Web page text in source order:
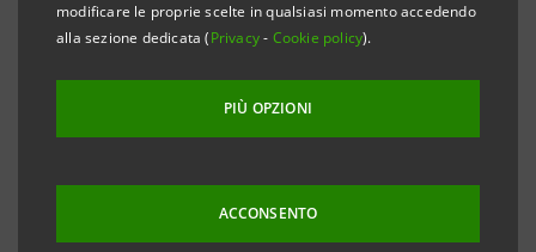
modificare le proprie scelte in qualsiasi momento accedendo
alla sezione dedicata (Privacy- Cookie policy).
PIÙ OPZIONI
ACCONSENTO
CEO e Consigliere Delegato Corrado Passera per la
finalizzazione del relativo accordo.
I termini e le condizioni dell’accordo saranno oggetto
di debita comunicazione al mercato alla firma, attesa
per i prossimi giorni.